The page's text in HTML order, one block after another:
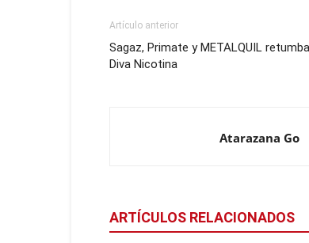
Artículo anterior
Sagaz, Primate y METALQUIL
Diva Nicotina
Atarazana Go
ARTÍCULOS RELACIONADOS